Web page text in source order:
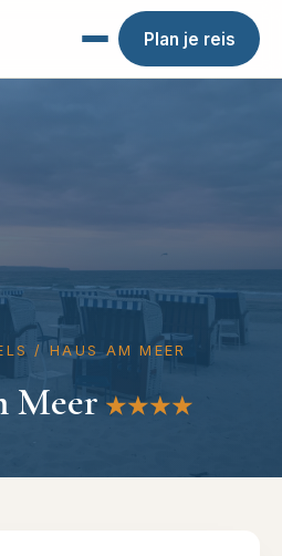
Plan je reis
/ HAUS AM MEER
Meer ★★★★